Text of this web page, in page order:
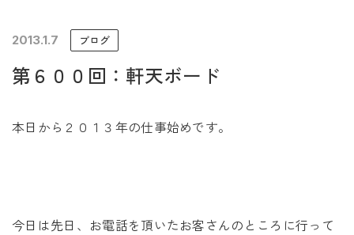
イチケンの家づくり
モデルハウス
2013.1.7 ブログ
第６００回：軒天ボード
本日から２０１３年の仕事始めです。
今日は先日、お電話を頂いたお客さんのところに行って